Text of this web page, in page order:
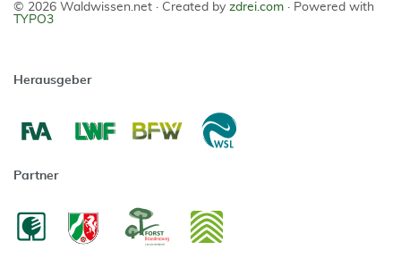
© 2026 Waldwissen.net · Created by zdrei.com · Powered with
TYPO3
Herausgeber
Partner